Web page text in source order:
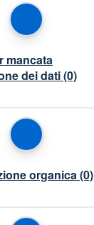
mancata
dei dati(0)
organica (0)